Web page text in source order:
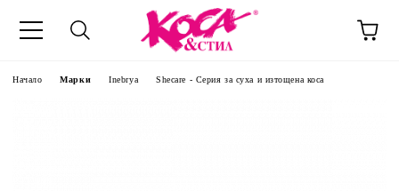
Начало Марки Inebrya Shecare - Серия за суха и изтощена коса